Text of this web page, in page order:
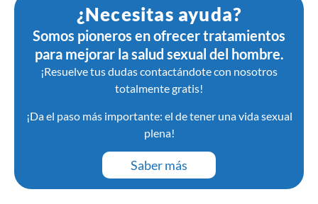
¿Necesitas ayuda?
Somos pioneros en ofrecer tratamientos
para mejorar la salud sexual del hombre.
¡Resuelve tus dudas contactándote con nosotros
totalmente gratis!
¡Da el paso más importante: el de tener una vida sexual
plena!
Saber más